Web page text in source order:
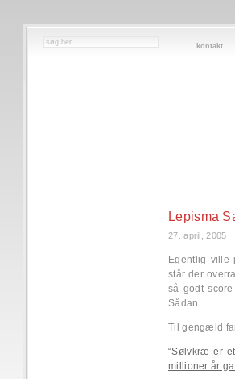
kontakt
Lepisma
27. april, 2005
Egentlig ville
står der
så godt
Sådan.
Til gengæld
“Sølvkræ er
millioner år